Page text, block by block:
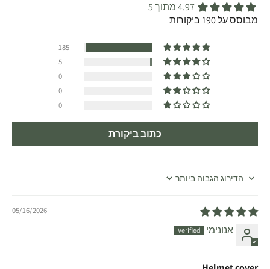
4.97 מתוך 5
מבוסס על 190 ביקורות
185
5
0
0
0
כתוב ביקורת
Sort by
05/16/2026
אנונימי